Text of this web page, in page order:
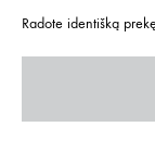
Radote identišką